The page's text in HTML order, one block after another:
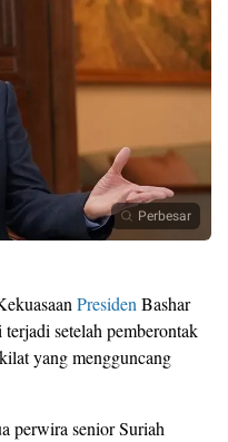
Perbesar
PresidenBashar
setelah pemberontak
yang mengguncang
perwira senior Suriah